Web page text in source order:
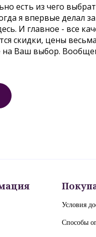
есть из чего
я впервые делал
И главное - все
скидки, цены
Ваш выбор.
Условия
Способы